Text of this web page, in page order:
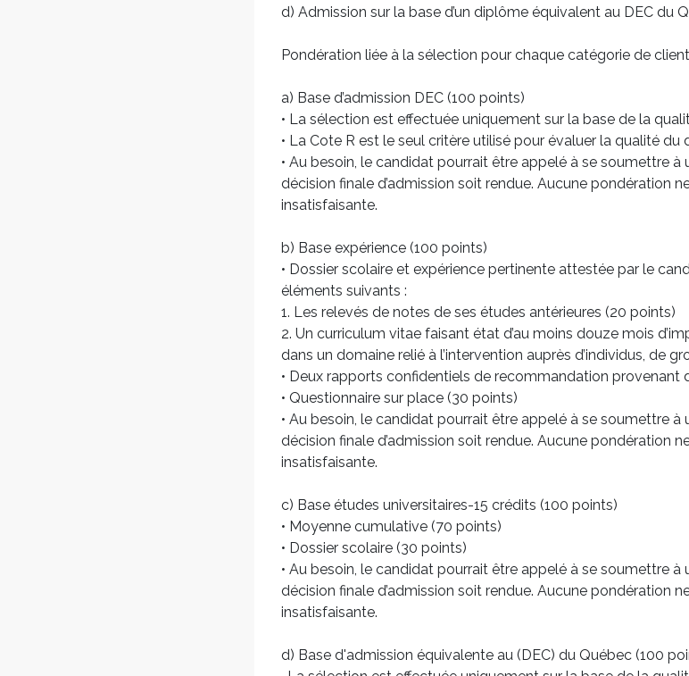
d) Admission sur la base d’un diplôme équivalent au DEC du
Pondération liée à la sélection pour chaque catégorie de
a) Base d’admission DEC (100 points)
• La sélection est effectuée uniquement sur la base de la
• La Cote R est le seul critère utilisé pour évaluer la qualité
• Au besoin, le candidat pourrait être appelé à se soumettre
décision finale d’admission soit rendue. Aucune pondération
insatisfaisante.
b) Base expérience (100 points)
• Dossier scolaire et expérience pertinente attestée par le
éléments suivants :
1. Les relevés de notes de ses études antérieures (20 points)
2. Un curriculum vitae faisant état d’au moins douze mois
dans un domaine relié à l’intervention auprès d’individus, de
• Deux rapports confidentiels de recommandation provenant
• Questionnaire sur place (30 points)
• Au besoin, le candidat pourrait être appelé à se soumettre
décision finale d’admission soit rendue. Aucune pondération
insatisfaisante.
c) Base études universitaires-15 crédits (100 points)
• Moyenne cumulative (70 points)
• Dossier scolaire (30 points)
• Au besoin, le candidat pourrait être appelé à se soumettre
décision finale d’admission soit rendue. Aucune pondération
insatisfaisante.
d) Base d'admission équivalente au (DEC) du Québec (100